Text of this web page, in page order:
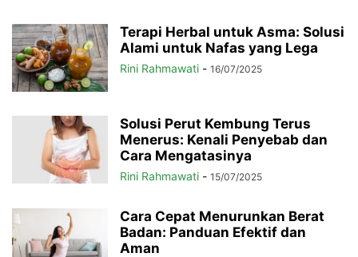
Terapi Herbal untuk Asma: Solusi
Alami untuk Nafas yang Lega
Rini Rahmawati - 16/07/2025
Solusi Perut Kembung Terus
Menerus: Kenali Penyebab dan
Cara Mengatasinya
Rini Rahmawati - 15/07/2025
Cara Cepat Menurunkan Berat
Badan: Panduan Efektif dan
Aman